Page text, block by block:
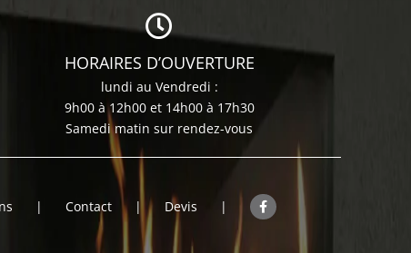
HORAIRES D’OUVERTURE
lundi au Vendredi :
9h00 à 12h00 et 14h00 à 17h30
Samedi matin sur rendez-vous
Contact Devis